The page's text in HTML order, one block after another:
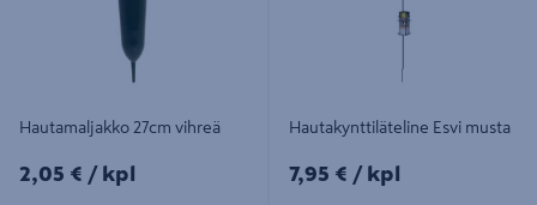
Hautamaljakko 27cm vihreä
2,05€/kpl
2,05 € / kpl
Hautakynttiläteline Esvi musta
7,95€/kpl
7,95 € / kpl